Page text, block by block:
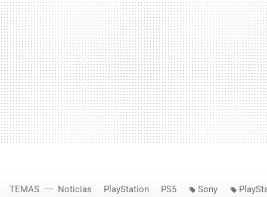
TEMAS Noticias PlayStation PS5 Sony